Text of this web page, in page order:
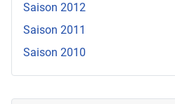
Saison 2012
Saison 2011
Saison 2010